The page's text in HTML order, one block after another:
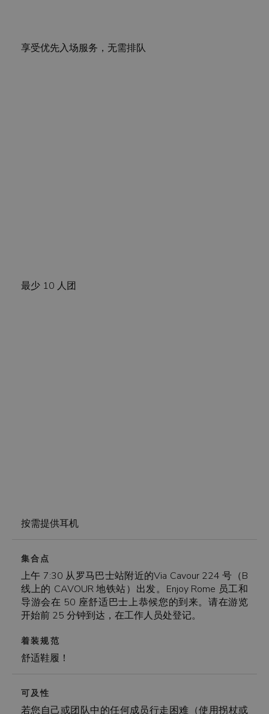
享受优先入场服务，无需排队
最少 10 人团
按需提供耳机
集合点
上午 7:30 从罗马巴士站附近的Via Cavour 224 号（B
线上的 CAVOUR 地铁站）出发。Enjoy Rome 员工和
导游会在 50 座舒适巴士上恭候您的到来。请在游览
开始前 25 分钟到达，在工作人员处登记。
着装规范
舒适鞋履！
可及性
若您自己或团队中的任何成员行走困难（使用拐杖或